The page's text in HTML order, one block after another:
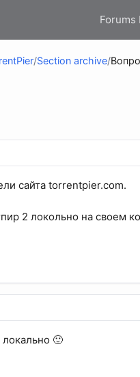
Forums
/Section archive/
сайта torrentpier.com.
2 локольно на своем
🙂